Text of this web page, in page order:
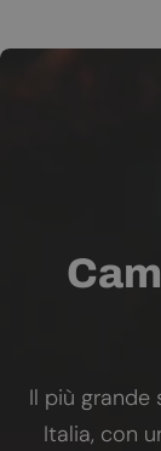
Il più
Italia, con